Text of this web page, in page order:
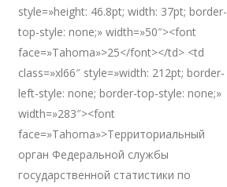
style=»height: 46.8pt; width: 37pt; border-
top-style: none;» width=»50″><font
face=»Tahoma»>25</font></td> <td
class=»xl66″ style=»width: 212pt; border-
left-style: none; border-top-style: none;»
width=»283″><font
face=»Tahoma»>Территориальный
орган Федеральной службы
государственной статистики по